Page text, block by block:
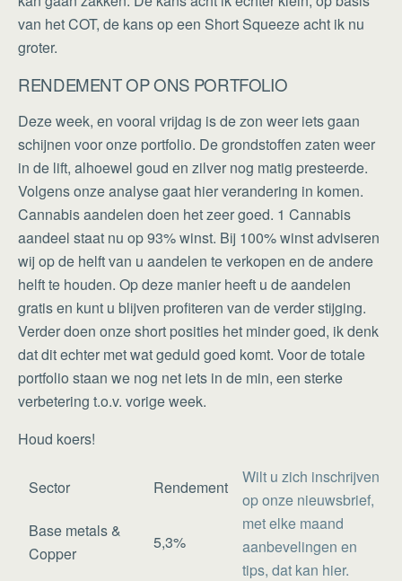
van het COT, de kans op een Short Squeeze acht ik nu
groter.
RENDEMENT OP ONS PORTFOLIO
Deze week, en vooral vrijdag is de zon weer iets gaan
schijnen voor onze portfolio. De grondstoffen zaten weer
in de lift, alhoewel goud en zilver nog matig presteerde.
Volgens onze analyse gaat hier verandering in komen.
Cannabis aandelen doen het zeer goed. 1 Cannabis
aandeel staat nu op 93% winst. Bij 100% winst adviseren
wij op de helft van u aandelen te verkopen en de andere
helft te houden. Op deze manier heeft u de aandelen
gratis en kunt u blijven profiteren van de verder stijging.
Verder doen onze short posities het minder goed, ik denk
dat dit echter met wat geduld goed komt. Voor de totale
portfolio staan we nog net iets in de min, een sterke
verbetering t.o.v. vorige week.
Houd koers!
Sector Rendement
Base metals &
Copper
5,3%
Wilt u zich inschrijven
op onze nieuwsbrief,
met elke maand
aanbevelingen en
tips, dat kan hier.